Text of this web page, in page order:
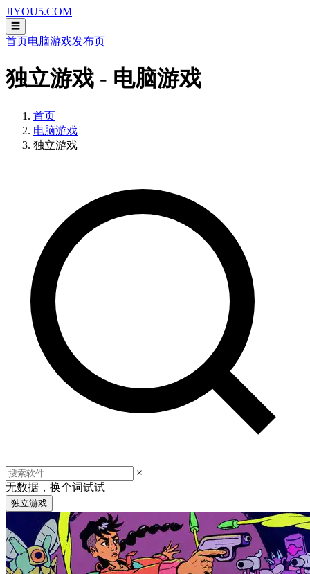
JIYOU5.COM
☰
首页电脑游戏发布页
独立游戏 - 电脑游戏
首页
电脑游戏
独立游戏
×
无数据，换个词试试
独立游戏